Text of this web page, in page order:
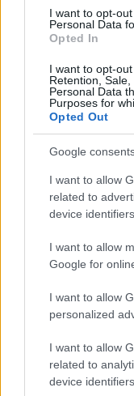
I want to opt-
Personal Data
Opted In
I want to opt-
Retention,
Personal Data
Purposes for
Opted Out
Google
I want to allow
related to
device
I want to allow
Google for
I want to allow
personalized
I want to allow
related to
device
Kategorije: Šport
Ključne besede:
Več iz kraja
truplo 24-letnega